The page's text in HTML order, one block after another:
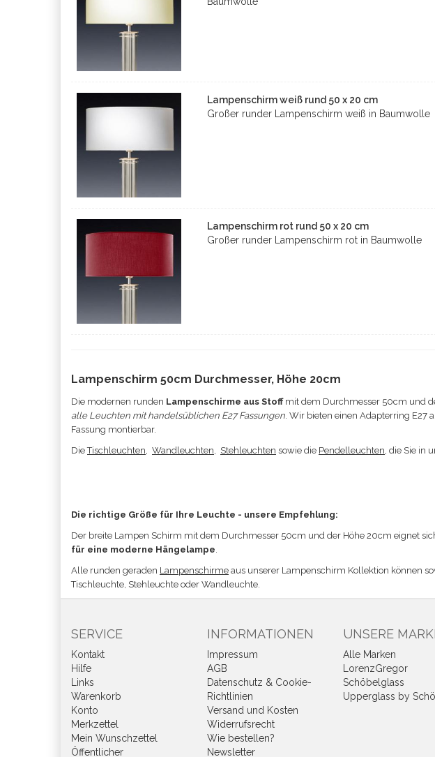
Lampenschirm weiß rund 50 x 20 cm
Großer runder Lampenschirm weiß in Baumwolle
Lampenschirm rot rund 50 x 20 cm
Großer runder Lampenschirm rot in Baumwolle
Lampenschirm 50cm Durchmesser, Höhe 20cm
Die modernen runden Lampenschirme aus Stoffmit dem Durchmesser 50cm und
alle Leuchten mit handelsüblichen E27 Fassungen. Wir bieten einen Adapterring E27
Fassung montierbar.
DieTischleuchten, Wandleuchten, Stehleuchten sowie die Pendelleuchten, die Sie in
Die richtige Größe für Ihre Leuchte - unsere Empfehlung:
Der breite Lampen Schirm mit dem Durchmesser 50cm und der Höhe 20cm eignet
für eine moderne Hängelampe.
Alle runden geraden Lampenschirme aus unserer Lampenschirm Kollektion können
Tischleuchte, Stehleuchte oder Wandleuchte.
SERVICE
Kontakt
Hilfe
Links
Warenkorb
Konto
Merkzettel
Mein Wunschzettel
Öffentlicher
INFORMATIONEN
Impressum
AGB
Datenschutz & Cookie-
Richtlinien
Versand und Kosten
Widerrufsrecht
Wie bestellen?
Newsletter
UNSERE
Alle Marken
LorenzGregor
Schöbelglass
Upperglass by